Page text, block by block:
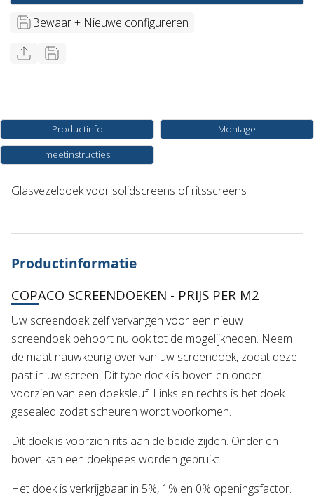
Bewaar + Nieuwe configureren
Productinfo Montage
meetinstructies
Glasvezeldoek voor solidscreens of ritsscreens
Productinformatie
COPACO SCREENDOEKEN - PRIJS PER M2
Uw screendoek zelf vervangen voor een nieuw
screendoek behoort nu ook tot de mogelijkheden. Neem
de maat nauwkeurig over van uw screendoek, zodat deze
past in uw screen. Dit type doek is boven en onder
voorzien van een doeksleuf. Links en rechts is het doek
gesealed zodat scheuren wordt voorkomen.
Dit doek is voorzien rits aan de beide zijden. Onder en
boven kan een doekpees worden gebruikt.
Het doek is verkrijgbaar in 5%, 1% en 0% openingsfactor.